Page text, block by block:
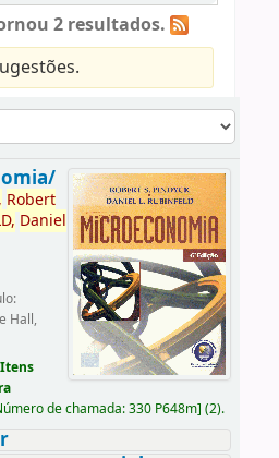
2 resultados.
Robert
Daniel
Hall,
Itens
de chamada:330 P648m] (2).